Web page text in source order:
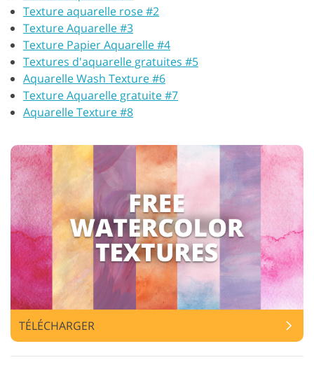
Texture aquarelle rose #2
Texture Aquarelle #3
Texture Papier Aquarelle #4
Textures d'aquarelle gratuites #5
Aquarelle Wash Texture #6
Texture Aquarelle gratuite #7
Aquarelle Texture #8
TÉLÉCHARGER